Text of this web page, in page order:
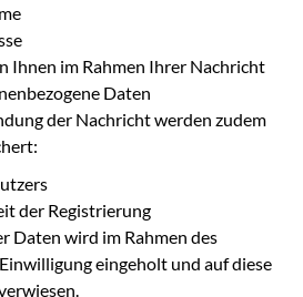
Ihnen im Rahmen Ihrer Nachricht
Daten
der Nachricht werden zudem
der Registrierung
Daten wird im Rahmen des
eingeholt und auf diese